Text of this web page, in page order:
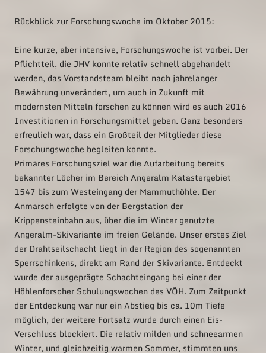
Rückblick zur Forschungswoche im Oktober 2015:
Eine kurze, aber intensive, Forschungswoche ist vorbei. Der
Pflichtteil, die JHV konnte relativ schnell abgehandelt
werden, das Vorstandsteam bleibt nach jahrelanger
Bewährung unverändert, um auch in Zukunft mit
modernsten Mitteln forschen zu können wird es auch 2016
Investitionen in Forschungsmittel geben. Ganz besonders
erfreulich war, dass ein Großteil der Mitglieder diese
Forschungswoche begleiten konnte.
Primäres Forschungsziel war die Aufarbeitung bereits
bekannter Löcher im Bereich Angeralm Katastergebiet
1547 bis zum Westeingang der Mammuthöhle. Der
Anmarsch erfolgte von der Bergstation der
Krippensteinbahn aus, über die im Winter genutzte
Angeralm-Skivariante im freien Gelände. Unser erstes Ziel
der Drahtseilschacht liegt in der Region des sogenannten
Sperrschinkens, direkt am Rand der Skivariante. Entdeckt
wurde der ausgeprägte Schachteingang bei einer der
Höhlenforscher Schulungswochen des VÖH. Zum Zeitpunkt
der Entdeckung war nur ein Abstieg bis ca. 10m Tiefe
möglich, der weitere Fortsatz wurde durch einen Eis-
Verschluss blockiert. Die relativ milden und schneearmen
Winter, und gleichzeitig warmen Sommer, stimmten uns